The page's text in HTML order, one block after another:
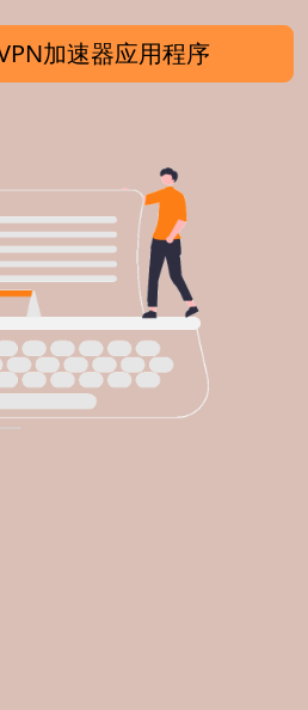
加速器应用程序